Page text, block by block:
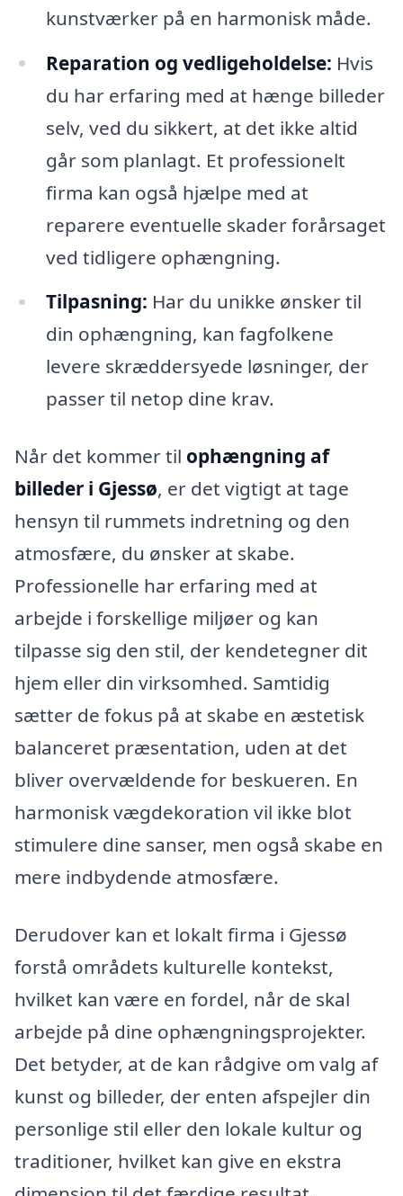
kunstværker på en harmonisk måde.
Reparation og vedligeholdelse: Hvis
du har erfaring med at hænge billeder
selv, ved du sikkert, at det ikke altid
går som planlagt. Et professionelt
firma kan også hjælpe med at
reparere eventuelle skader forårsaget
ved tidligere ophængning.
Tilpasning: Har du unikke ønsker til
din ophængning, kan fagfolkene
levere skræddersyede løsninger, der
passer til netop dine krav.
Når det kommer til ophængning af
billeder i Gjessø, er det vigtigt at tage
hensyn til rummets indretning og den
atmosfære, du ønsker at skabe.
Professionelle har erfaring med at
arbejde i forskellige miljøer og kan
tilpasse sig den stil, der kendetegner dit
hjem eller din virksomhed. Samtidig
sætter de fokus på at skabe en æstetisk
balanceret præsentation, uden at det
bliver overvældende for beskueren. En
harmonisk vægdekoration vil ikke blot
stimulere dine sanser, men også skabe en
mere indbydende atmosfære.
Derudover kan et lokalt firma i Gjessø
forstå områdets kulturelle kontekst,
hvilket kan være en fordel, når de skal
arbejde på dine ophængningsprojekter.
Det betyder, at de kan rådgive om valg af
kunst og billeder, der enten afspejler din
personlige stil eller den lokale kultur og
traditioner, hvilket kan give en ekstra